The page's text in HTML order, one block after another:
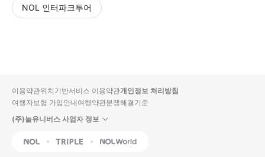
NOL 인터파크투어
입니
다.
순
상
이용약관위치기반서비스 이용약관개인정보 처리방침
여행자보험 가입안내여행약관분쟁해결기준
(주)놀유니버스 사업자 정보
NOL Triple Interpark Global